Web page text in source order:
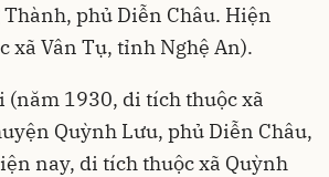
phủ Diễn Châu. Hiện
xã Vân Tụ, tỉnh Nghệ An).
(năm 1930, di tích thuộc xã
Quỳnh Lưu, phủ Diễn Châu,
nay, di tích thuộc xã Quỳnh